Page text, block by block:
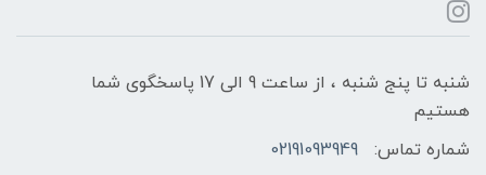
شنبه تا پنج شنبه ، از ساعت 9 الی 17 پاسخگوی شما
هستیم
شماره تماس:
02191093949